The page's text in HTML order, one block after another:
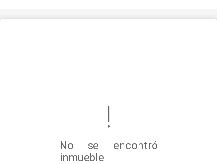
No se encontró
inmueble .